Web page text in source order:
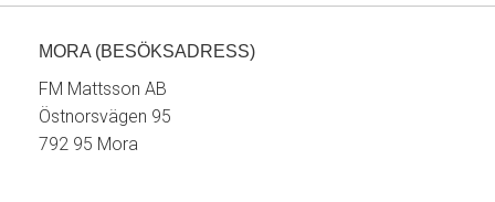
MORA (BESÖKSADRESS)
FM Mattsson AB
Östnorsvägen 95
792 95 Mora